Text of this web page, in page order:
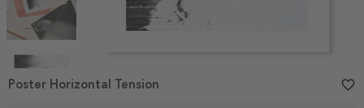
1
Poster Horizontal Tension favorite_border